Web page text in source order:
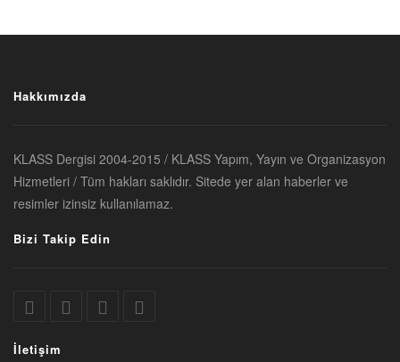
Hakkımızda
KLASS Dergisi 2004-2015 / KLASS Yapım, Yayın ve Organizasyon
Hizmetleri / Tüm hakları saklıdır. Sitede yer alan haberler ve
resimler izinsiz kullanılamaz.
Bizi Takip Edin
İletişim